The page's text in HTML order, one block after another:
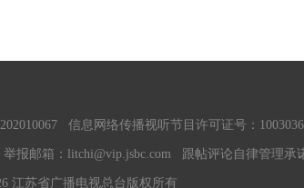
信息网络传播视听节目许可证号：1003036
报邮箱：litchi@vip.jsbc.com 跟帖评论自律管理承
江苏省广播电视总台版权所有